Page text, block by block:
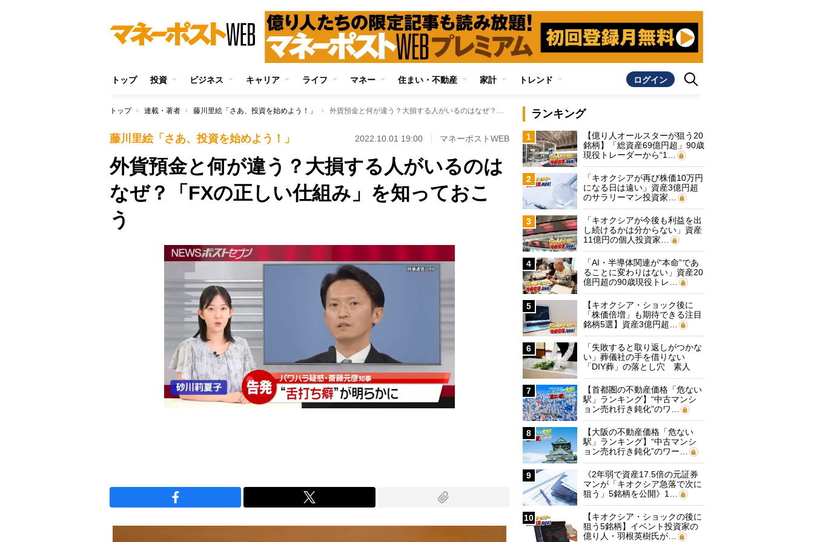
トップ 投資 ビジネス キャリア ライフ マネー 住まい・不動産 家計 トレンド ログイン
トップ 連載・著者 藤川里絵「さあ、投資を始めよう！」 外貨預金と何が違う？大損する人がいるのはなぜ？「FXの正しい仕組み」を知っておこう
藤川里絵「さあ、投資を始めよう！」 2022.10.01 19:00 マネーポストWEB
外貨預金と何が違う？大損する人がいるのは
なぜ？「FXの正しい仕組み」を知っておこ
う
ランキング
1
【億り人オールスターが狙う20
銘柄】「総資産69億円超」90歳
現役トレーダーから“1…
2
「キオクシアが再び株価10万円
になる日は遠い」資産3億円超
のサラリーマン投資家…
3
「キオクシアが今後も利益を出
し続けるかは分からない」資産
11億円の個人投資家…
4
「AI・半導体関連が“本命”であ
ることに変わりはない」資産20
億円超の90歳現役トレ…
5
【キオクシア・ショック後に
「株価倍増」も期待できる注目
銘柄5選】資産3億円超…
6
「失敗すると取り返しがつかな
い」葬儀社の手を借りない
「DIY葬」の落とし穴 素人
に…
7
【首都圏の不動産価格「危ない
駅」ランキング】“中古マンシ
ョン売れ行き鈍化”のワ…
8
【大阪の不動産価格「危ない
駅」ランキング】“中古マンシ
ョン売れ行き鈍化”のワー…
9
《2年弱で資産17.5倍の元証券
マンが「キオクシア急落で次に
狙う」5銘柄を公開》1…
10
【キオクシア・ショックの後に
狙う5銘柄】イベント投資家の
億り人・羽根英樹氏が…